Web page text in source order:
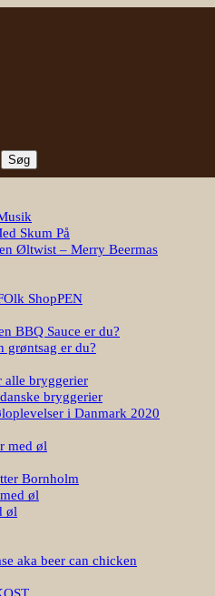
Skum På
Øltwist – Merry Beermas
ShopPEN
BBQ Sauce er du?
grøntsag er du?
alle bryggerier
bryggerier
i Danmark 2020
med øl
Bornholm
øl
øl
aka beer can chicken